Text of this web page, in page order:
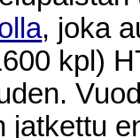
, joka
kpl)
jatkettu